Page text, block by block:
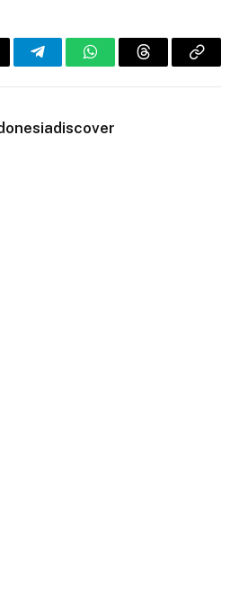
TelegramWhatsAppThreadsCopy